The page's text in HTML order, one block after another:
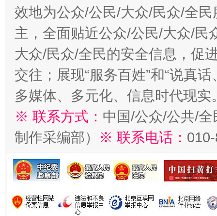
效地为公众/公民/大众/民众/全
主，全面贴近公众/公民/大众/民
大众/民众/全民的安全信息，促
交往；展现“服务百姓”和“说真
多媒体、多元化、信息时代现实
※ 联系方式： 中国/公众/公共/
制作采编部）
※ 联系电话：